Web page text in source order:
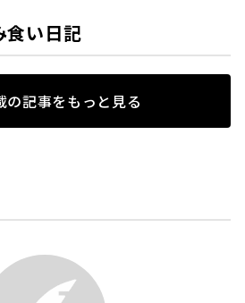
食い日記
の記事をもっと見る